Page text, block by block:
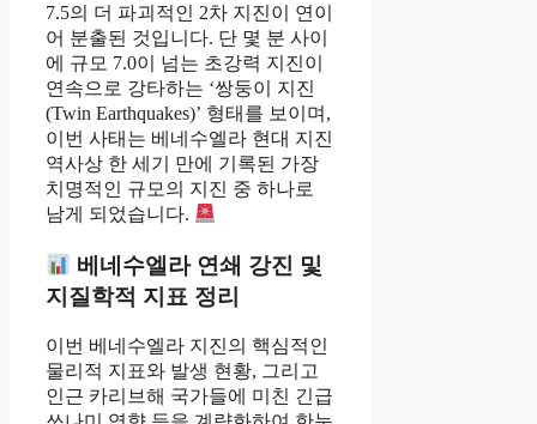
7.5의 더 파괴적인 2차 지진이 연이
어 분출된 것입니다. 단 몇 분 사이
에 규모 7.0이 넘는 초강력 지진이
연속으로 강타하는 ‘쌍둥이 지진
(Twin Earthquakes)’ 형태를 보이며,
이번 사태는 베네수엘라 현대 지진
역사상 한 세기 만에 기록된 가장
치명적인 규모의 지진 중 하나로
남게 되었습니다.
베네수엘라 연쇄 강진 및
지질학적 지표 정리
이번 베네수엘라 지진의 핵심적인
물리적 지표와 발생 현황, 그리고
인근 카리브해 국가들에 미친 긴급